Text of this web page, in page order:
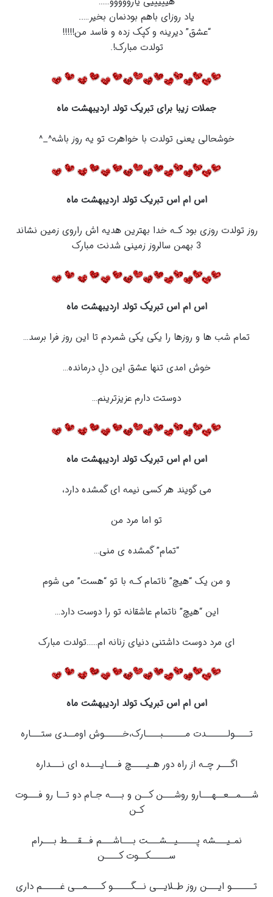
یاد روزای باهم بودنمان بخیر…..
“عشق” دیرینه و کپک زده و فاسد من!!!!!
تولدت مبارک!.
جملات زیبا برای تبریک تولد اردیبهشت ماه
خوشحالی یعنی تولدت با خواهرت تو یه روز باشه‏^‏‏_‏‏^‏
اس ام اس تبریک تولد اردیبهشت ماه
روز تولدت روزی بود کـه خدا بهترین هدیه اش راروی زمین نشاند
3 بهمن سالروز زمینی شدنت مبارک
اس ام اس تبریک تولد اردیبهشت ماه
تمام شب ها و روزها را یکی یکی شمردم تا این روز فرا برسد…
خوش امدی تنها عشق این دلِ درمانده…
دوستت دارم عزیزترینم…
اس ام اس تبریک تولد اردیبهشت ماه
می گویند هر کسی نیمه ای گمشده دارد،
تو اما مرد من
“تمام” گمشده ی منی…
و من یک “هیچ” ناتمام کـه با تو “هست” می شوم
این “هیچ” ناتمام عاشقانه تو را دوست دارد…
ای مرد دوست داشتنی دنیای زنانه ام……تولدت مبارک
اس ام اس تبریک تولد اردیبهشت ماه
تــــولــــــدت مــــــبــــارک،خـــــوش اومــدی ستـــاره
اگـــر چـه از راه دور هـیــــچ فـــایـــده ای نـــداره
شـــمــعــهـــارو روشـــن کــن و بـــه جـام دو تــا رو فـــوت
کـن
نمـیـــشه پـــــیــشـــت بـــاشـــم فــقـــط بـــرام
ســـــکــوت کــــن
تــــــو ایـــن روز طـلایــی نــگـــــو کــــمــی غـــــم داری